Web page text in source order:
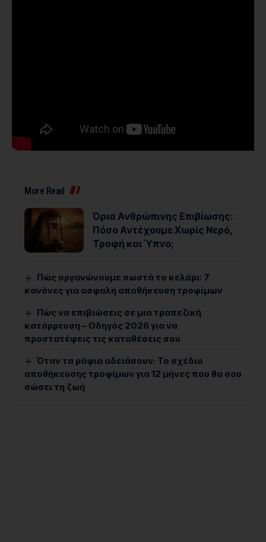
More Read
Όρια Ανθρώπινης Επιβίωσης:
Πόσο Αντέχουμε Χωρίς Νερό,
Τροφή και Ύπνο;
Πώς οργανώνουμε σωστά το κελάρι: 7
κανόνες για ασφαλή αποθήκευση τροφίμων
Πώς να επιβιώσεις σε μια τραπεζική
κατάρρευση – Οδηγός 2026 για να
προστατέψεις τις καταθέσεις σου
Όταν τα ράφια αδειάσουν: Το σχέδιο
αποθήκευσης τροφίμων για 12 μήνες που θα σου
σώσει τη ζωή